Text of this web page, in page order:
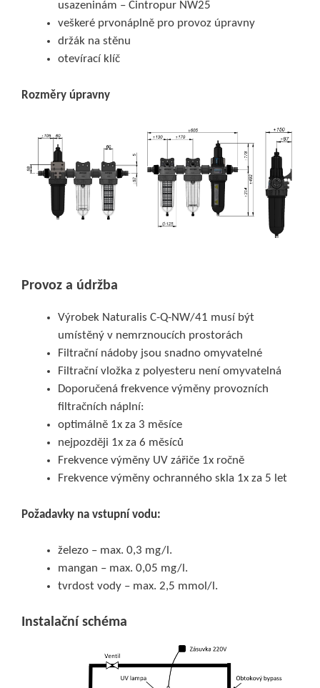
usazeninám – Cintropur NW25
veškeré prvonáplně pro provoz úpravny
držák na stěnu
otevírací klíč
Rozměry úpravny
Provoz a údržba
Výrobek Naturalis C-Q-NW/41 musí být
umístěný v nemrznoucích prostorách
Filtrační nádoby jsou snadno omyvatelné
Filtrační vložka z polyesteru není omyvatelná
Doporučená frekvence výměny provozních
filtračních náplní:
optimálně 1x za 3 měsíce
nejpozději 1x za 6 měsíců
Frekvence výměny UV zářiče 1x ročně
Frekvence výměny ochranného skla 1x za 5 let
Požadavky na vstupní vodu:
železo – max. 0,3 mg/l.
mangan – max. 0,05 mg/l.
tvrdost vody – max. 2,5 mmol/l.
Instalační schéma